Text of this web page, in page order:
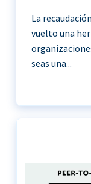
La
vuelto una
seas una...